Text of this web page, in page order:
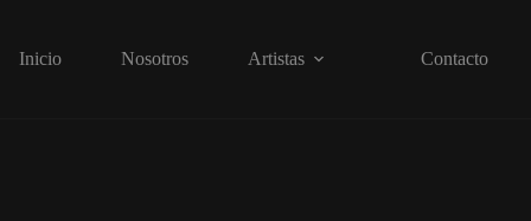
Inicio Nosotros Artistas Contacto